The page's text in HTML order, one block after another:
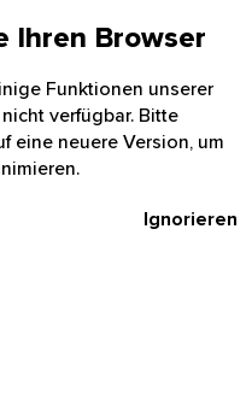
Ihren Browser
Funktionen unserer
verfügbar. Bitte
eine neuere Version, um
Ignorieren